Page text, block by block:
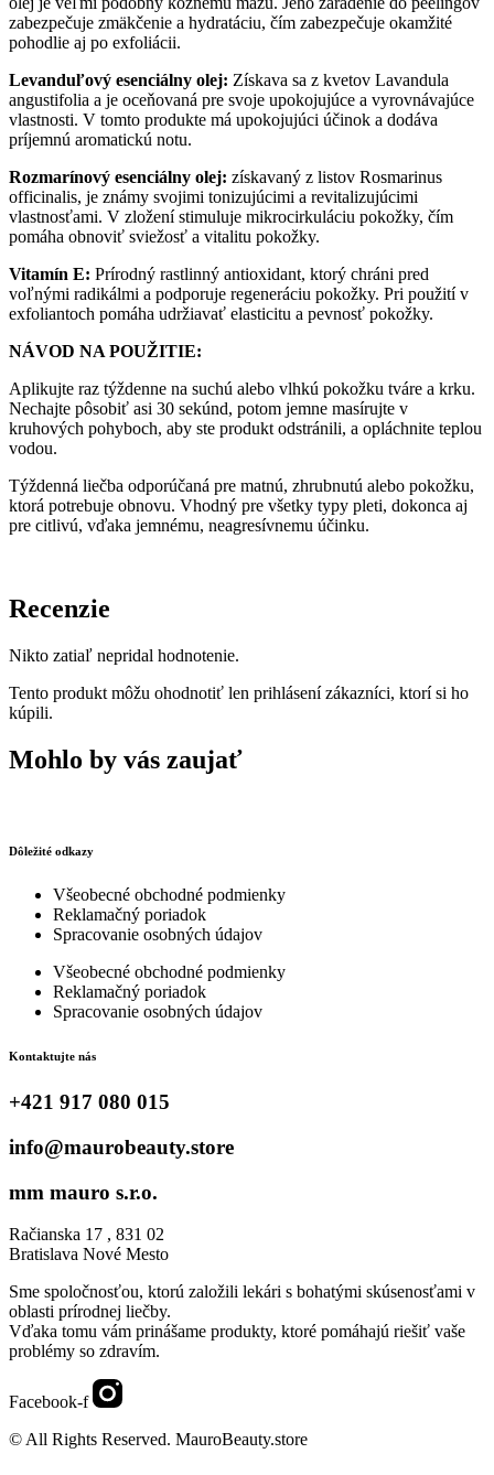
zabezpečuje zmäkčenie a hydratáciu, čím zabezpečuje okamžité
pohodlie aj po exfoliácii.
Levanduľový esenciálny olej: Získava sa z kvetov Lavandula
angustifolia a je oceňovaná pre svoje upokojujúce a vyrovnávajúce
vlastnosti. V tomto produkte má upokojujúci účinok a dodáva
príjemnú aromatickú notu.
Rozmarínový esenciálny olej: získavaný z listov Rosmarinus
officinalis, je známy svojimi tonizujúcimi a revitalizujúcimi
vlastnosťami. V zložení stimuluje mikrocirkuláciu pokožky, čím
pomáha obnoviť sviežosť a vitalitu pokožky.
Vitamín E: Prírodný rastlinný antioxidant, ktorý chráni pred
voľnými radikálmi a podporuje regeneráciu pokožky. Pri použití v
exfoliantoch pomáha udržiavať elasticitu a pevnosť pokožky.
NÁVOD NA POUŽITIE:
Aplikujte raz týždenne na suchú alebo vlhkú pokožku tváre a krku.
Nechajte pôsobiť asi 30 sekúnd, potom jemne masírujte v
kruhových pohyboch, aby ste produkt odstránili, a opláchnite teplou
vodou.
Týždenná liečba odporúčaná pre matnú, zhrubnutú alebo pokožku,
ktorá potrebuje obnovu. Vhodný pre všetky typy pleti, dokonca aj
pre citlivú, vďaka jemnému, neagresívnemu účinku.
Recenzie
Nikto zatiaľ nepridal hodnotenie.
Tento produkt môžu ohodnotiť len prihlásení zákazníci, ktorí si ho
kúpili.
Mohlo by vás zaujať
Dôležité odkazy
Všeobecné obchodné podmienky
Reklamačný poriadok
Spracovanie osobných údajov
Všeobecné obchodné podmienky
Reklamačný poriadok
Spracovanie osobných údajov
Kontaktujte nás
+421 917 080 015
info@maurobeauty.store
mm mauro s.r.o.
Račianska 17 , 831 02
Bratislava Nové Mesto
Sme spoločnosťou, ktorú založili lekári s bohatými skúsenosťami v
oblasti prírodnej liečby.
Vďaka tomu vám prinášame produkty, ktoré pomáhajú riešiť vaše
problémy so zdravím.
Facebook-f
© All Rights Reserved. MauroBeauty.store